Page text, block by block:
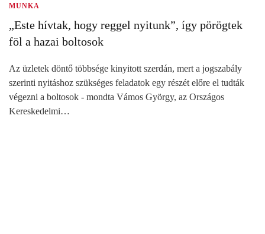
MUNKA
„Este hívtak, hogy reggel nyitunk”, így pörögtek
föl a hazai boltosok
Az üzletek döntő többsége kinyitott szerdán, mert a jogszabály
szerinti nyitáshoz szükséges feladatok egy részét előre el tudták
végezni a boltosok - mondta Vámos György, az Országos
Kereskedelmi…